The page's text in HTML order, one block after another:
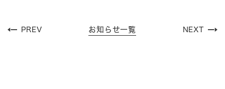
PREV お知らせ一覧 NEXT